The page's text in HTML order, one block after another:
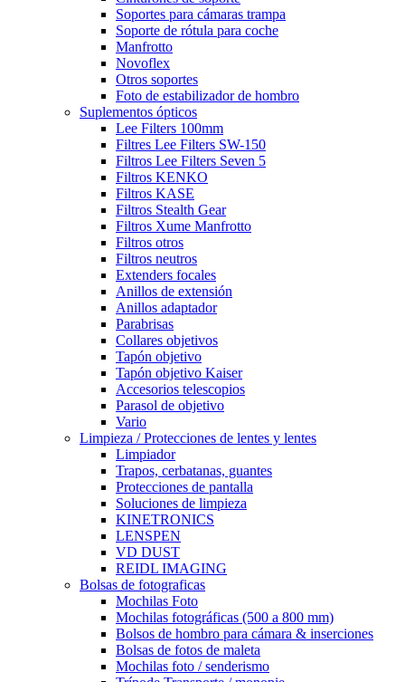
Soportes para cámaras trampa
Soporte de rótula para coche
Manfrotto
Novoflex
Otros soportes
Foto de estabilizador de hombro
Suplementos ópticos
Lee Filters 100mm
Filtres Lee Filters SW-150
Filtros Lee Filters Seven 5
Filtros KENKO
Filtros KASE
Filtros Stealth Gear
Filtros Xume Manfrotto
Filtros otros
Filtros neutros
Extenders focales
Anillos de extensión
Anillos adaptador
Parabrisas
Collares objetivos
Tapón objetivo
Tapón objetivo Kaiser
Accesorios telescopios
Parasol de objetivo
Vario
Limpieza / Protecciones de lentes y lentes
Limpiador
Trapos, cerbatanas, guantes
Protecciones de pantalla
Soluciones de limpieza
KINETRONICS
LENSPEN
VD DUST
REIDL IMAGING
Bolsas de fotograficas
Mochilas Foto
Mochilas fotográficas (500 a 800 mm)
Bolsos de hombro para cámara & inserciones
Bolsas de fotos de maleta
Mochilas foto / senderismo